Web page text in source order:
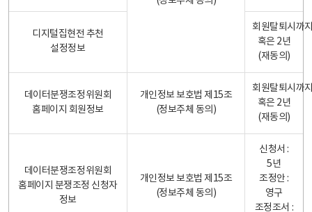
디지털집현전 추천
설정정보
회원탈퇴시까
혹은 2년
(재동의)
데이터분쟁조정위원회
홈페이지 회원정보
개인정보 보호법 제15조
(정보주체 동의)
회원탈퇴시까
혹은 2년
(재동의)
데이터분쟁조정위원회
홈페이지 분쟁조정 신청자
정보
개인정보 보호법 제15조
(정보주체 동의)
신청서 :
5년
조정안 :
영구
조정조서 :